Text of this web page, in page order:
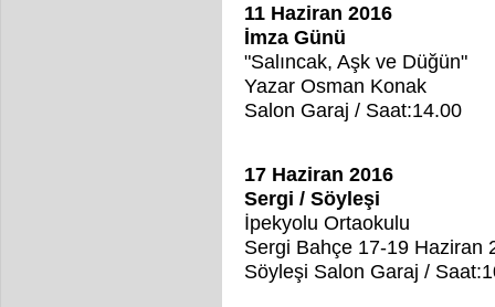
11 Haziran 2016
İmza Günü
"Salıncak, Aşk ve Düğün"
Yazar Osman Konak
Salon Garaj / Saat:14.00
17 Haziran 2016
Sergi / Söyleşi
İpekyolu Ortaokulu
Sergi Bahçe 17-19 Haziran
Söyleşi Salon Garaj /